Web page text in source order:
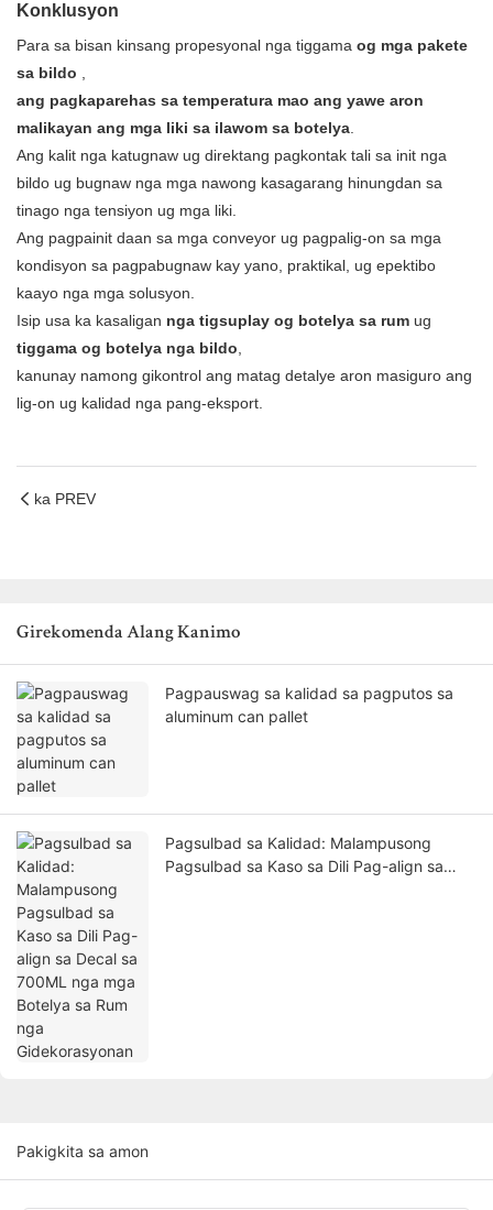
Konklusyon
Para sa bisan kinsang propesyonal nga tiggama og mga pakete
sa bildo ,
ang pagkaparehas sa temperatura mao ang yawe aron
malikayan ang mga liki sa ilawom sa botelya.
Ang kalit nga katugnaw ug direktang pagkontak tali sa init nga
bildo ug bugnaw nga mga nawong kasagarang hinungdan sa
tinago nga tensiyon ug mga liki.
Ang pagpainit daan sa mga conveyor ug pagpalig-on sa mga
kondisyon sa pagpabugnaw kay yano, praktikal, ug epektibo
kaayo nga mga solusyon.
Isip usa ka kasaligan nga tigsuplay og botelya sa rum ug
tiggama og botelya nga bildo,
kanunay namong gikontrol ang matag detalye aron masiguro ang
lig-on ug kalidad nga pang-eksport.
ka PREV
Girekomenda Alang Kanimo
Pagpauswag sa kalidad sa pagputos sa
aluminum can pallet
Pagsulbad sa Kalidad: Malampusong
Pagsulbad sa Kaso sa Dili Pag-align sa
Pakigkita sa amon